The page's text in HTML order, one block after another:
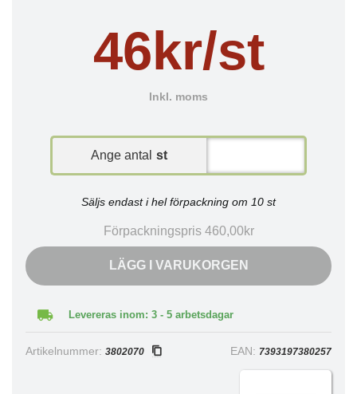
46kr/st
Inkl. moms
Ange antal st
Säljs endast i hel förpackning om 10 st
Förpackningspris 460,00kr
LÄGG I VARUKORGEN
Levereras inom: 3 - 5 arbetsdagar
Artikelnummer: 3802070 EAN: 7393197380257